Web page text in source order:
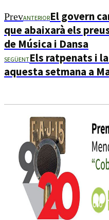
PrevANTERIOREl govern
que abaixarà els
de Música i Dansa
SEGÜENTEls ratpenats i
aquesta setmana a